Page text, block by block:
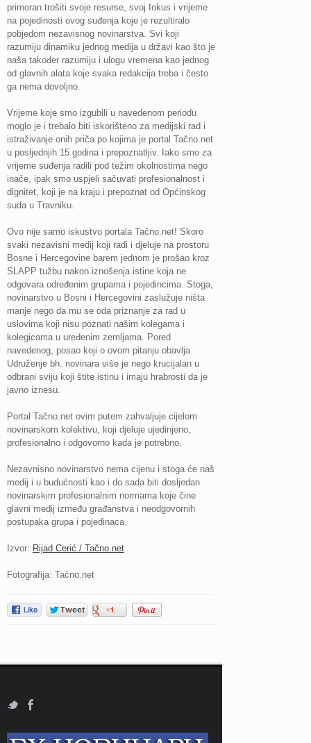
primoran trošiti svoje resurse, svoj fokus i vrijeme
na pojedinosti ovog suđenja koje je rezultiralo
pobjedom nezavisnog novinarstva. Svi koji
razumiju dinamiku jednog medija u državi kao što je
naša također razumiju i ulogu vremena kao jednog
od glavnih alata koje svaka redakcija treba i često
ga nema dovoljno.
Vrijeme koje smo izgubili u navedenom periodu
moglo je i trebalo biti iskorišteno za medijski rad i
istraživanje onih priča po kojima je portal Tačno.net
u posljednjih 15 godina i prepoznatljiv. Iako smo za
vrijeme suđenja radili pod težim okolnostima nego
inače, ipak smo uspjeli sačuvati profesionalnost i
dignitet, koji je na kraju i prepoznat od Općinskog
suda u Travniku.
Ovo nije samo iskustvo portala Tačno.net! Skoro
svaki nezavisni medij koji radi i djeluje na prostoru
Bosne i Hercegovine barem jednom je prošao kroz
SLAPP tužbu nakon iznošenja istine koja ne
odgovara određenim grupama i pojedincima. Stoga,
novinarstvo u Bosni i Hercegovini zaslužuje ništa
manje nego da mu se oda priznanje za rad u
uslovima koji nisu poznati našim kolegama i
kolegicama u uređenim zemljama. Pored
navedenog, posao koji o ovom pitanju obavlja
Udruženje bh. novinara više je nego krucijalan u
odbrani sviju koji štite istinu i imaju hrabrosti da je
javno iznesu.
Portal Tačno.net ovim putem zahvaljuje cijelom
novinarskom kolektivu, koji djeluje ujedinjeno,
profesionalno i odgovorno kada je potrebno.
Nezavnisno novinarstvo nema cijenu i stoga će naš
medij i u budućnosti kao i do sada biti dosljedan
novinarskim profesionalnim normama koje čine
glavni medij između građanstva i neodgovornih
postupaka grupa i pojedinaca.
Izvor: Rijad Cerić / Tačno.net
Fotografija: Tačno.net